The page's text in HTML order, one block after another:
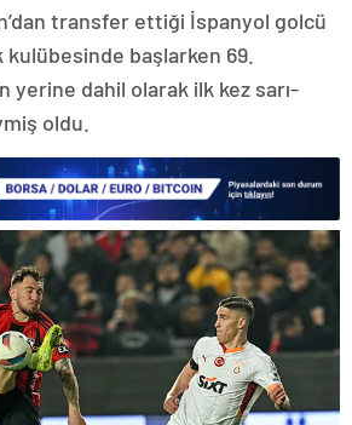
transfer ettiği İspanyol golcü
başlarken 69.
yerine dahil olarak ilk kez sarı-
oldu.